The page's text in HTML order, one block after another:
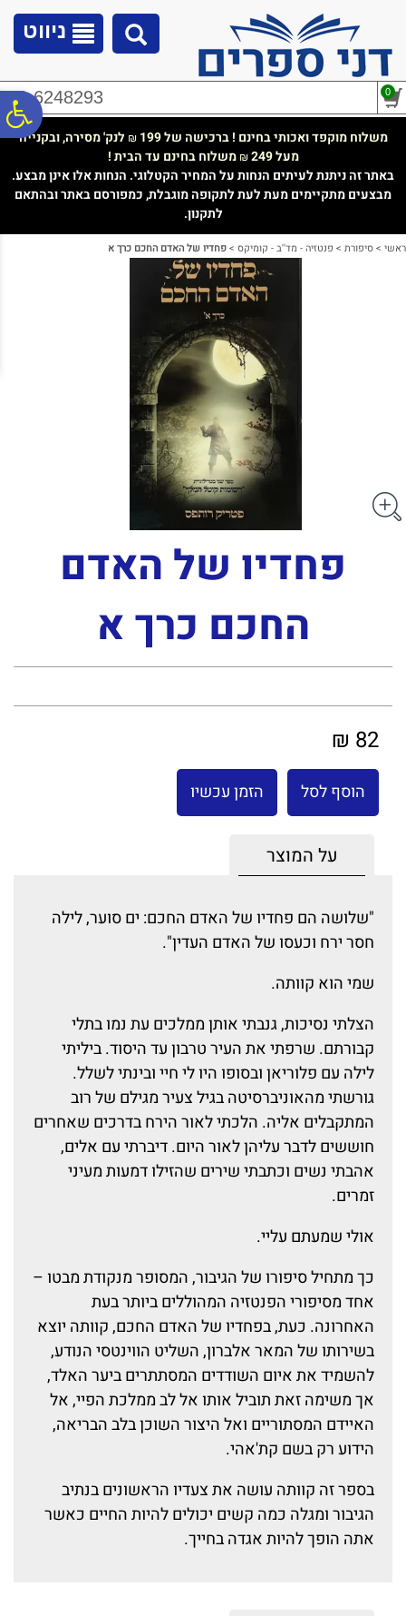
נגישות
ניווט
02-6248293 0
משלוח מוקפד ואכותי בחינם ! ברכישה של 199 ₪ לנק' מסירה, ובקנייה
מעל 249
₪משלוח בחינם עד הבית !
באתר זה ניתנת לעיתים הנחות על המחיר הקטלוגי. הנחות אלו אינן מבצע.
מבצעים מתקיימים מעת לעת לתקופה מוגבלת, כמפורסם באתר ובהתאם
לתקנון.
ראשי >סיפורת > פנטזיה - מד''ב - קומיקס >פחדיו של האדם החכם כרך א
פחדיו של האדם
החכם כרך א
82 ₪
הוסף לסל הזמן עכשיו
על המוצר
"שלושה הם פחדיו של האדם החכם: ים סוער, לילה
חסר ירח וכעסו של האדם העדין".
שמי הוא קוותה.
הצלתי נסיכות, גנבתי אותן ממלכים עת נמו בתלי
קבורתם. שרפתי את העיר טרבון עד היסוד. ביליתי
לילה עם פלוריאן ובסופו היו לי חיי ובינתי לשלל.
גורשתי מהאוניברסיטה בגיל צעיר מגילם של רוב
המתקבלים אליה. הלכתי לאור הירח בדרכים שאחרים
חוששים לדבר עליהן לאור היום. דיברתי עם אלים,
אהבתי נשים וכתבתי שירים שהזילו דמעות מעיני
זמרים.
אולי שמעתם עליי.
כך מתחיל סיפורו של הגיבור, המסופר מנקודת מבטו –
אחד מסיפורי הפנטזיה המהוללים ביותר בעת
האחרונה. כעת, בפחדיו של האדם החכם, קוותה יוצא
בשירותו של המאר אלברון, השליט הווינטסי הנודע,
להשמיד את איום השודדים המסתתרים ביער האלד,
אך משימה זאת תוביל אותו אל לב ממלכת הפיי, אל
האיידם המסתוריים ואל היצור השוכן בלב הבריאה,
הידוע רק בשם קת'אהי.
בספר זה קוותה עושה את צעדיו הראשונים בנתיב
הגיבור ומגלה כמה קשים יכולים להיות החיים כאשר
אתה הופך להיות אגדה בחייך.